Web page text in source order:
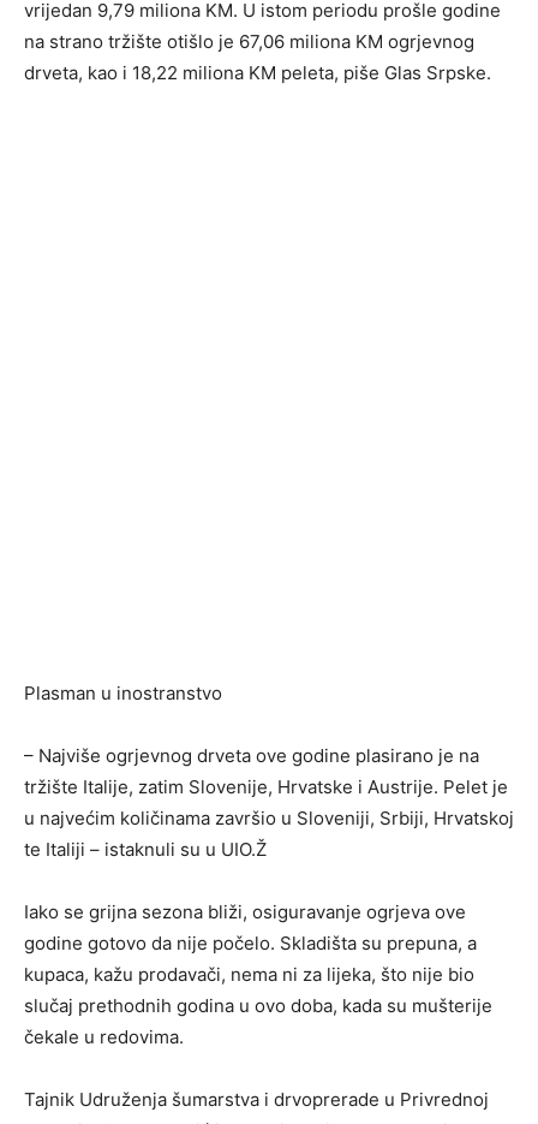
vrijedan 9,79 miliona KM. U istom periodu prošle godine
na strano tržište otišlo je 67,06 miliona KM ogrjevnog
drveta, kao i 18,22 miliona KM peleta, piše Glas Srpske.
Plasman u inostranstvo
– Najviše ogrjevnog drveta ove godine plasirano je na
tržište Italije, zatim Slovenije, Hrvatske i Austrije. Pelet je
u najvećim količinama završio u Sloveniji, Srbiji, Hrvatskoj
te Italiji – istaknuli su u UIO.Ž
Iako se grijna sezona bliži, osiguravanje ogrjeva ove
godine gotovo da nije počelo. Skladišta su prepuna, a
kupaca, kažu prodavači, nema ni za lijeka, što nije bio
slučaj prethodnih godina u ovo doba, kada su mušterije
čekale u redovima.
Tajnik Udruženja šumarstva i drvoprerade u Privrednoj